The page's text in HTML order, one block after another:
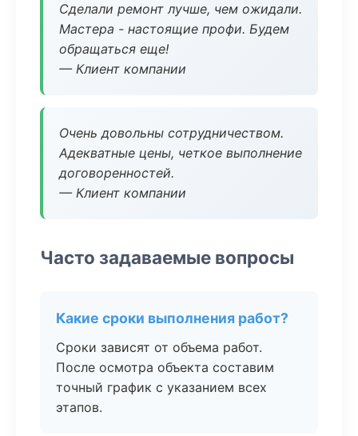
Сделали ремонт лучше, чем ожидали.
Мастера - настоящие профи. Будем
обращаться еще!
— Клиент компании
Очень довольны сотрудничеством.
Адекватные цены, четкое выполнение
договоренностей.
— Клиент компании
Часто задаваемые вопросы
Какие сроки выполнения работ?
Сроки зависят от объема работ.
После осмотра объекта составим
точный график с указанием всех
этапов.